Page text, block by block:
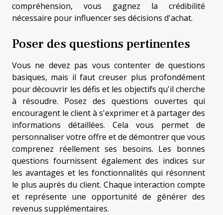
compréhension, vous gagnez la crédibilité
nécessaire pour influencer ses décisions d'achat.
Poser des questions pertinentes
Vous ne devez pas vous contenter de questions
basiques, mais il faut creuser plus profondément
pour découvrir les défis et les objectifs qu'il cherche
à résoudre. Posez des questions ouvertes qui
encouragent le client à s'exprimer et à partager des
informations détaillées. Cela vous permet de
personnaliser votre offre et de démontrer que vous
comprenez réellement ses besoins. Les bonnes
questions fournissent également des indices sur
les avantages et les fonctionnalités qui résonnent
le plus auprès du client. Chaque interaction compte
et représente une opportunité de générer des
revenus supplémentaires.